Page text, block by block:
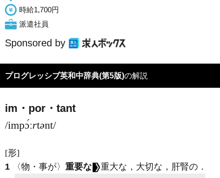
時給1,700円
派遣社員
Sponsored by
プログレッシブ英和中辞典(第5版)の解説
im・por・tant
/impɔ́ːrtənt/
[形]
1 〈物・事が〉 重要な 重大な，大切な，肝腎の ．